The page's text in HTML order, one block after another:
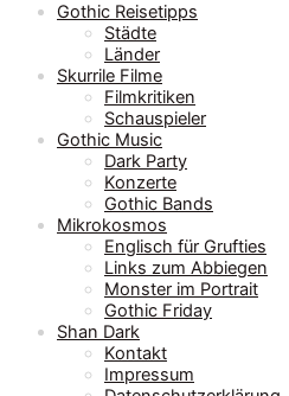
Gothic Reisetipps
Städte
Länder
Skurrile Filme
Filmkritiken
Schauspieler
Gothic Music
Dark Party
Konzerte
Gothic Bands
Mikrokosmos
Englisch für Grufties
Links zum Abbiegen
Monster im Portrait
Gothic Friday
Shan Dark
Kontakt
Impressum